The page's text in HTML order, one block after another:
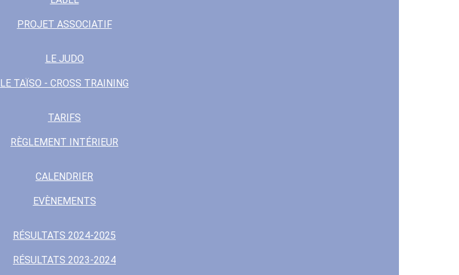
PROJET ASSOCIATIF
LE JUDO
LE TAÏSO - CROSS TRAINING
TARIFS
RÈGLEMENT INTÉRIEUR
CALENDRIER
EVÈNEMENTS
RÉSULTATS 2024-2025
RÉSULTATS 2023-2024